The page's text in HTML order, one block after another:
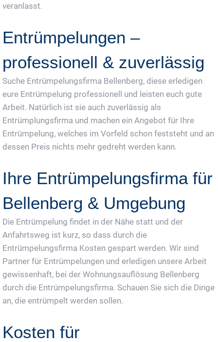
veranlasst.
Entrümpelungen –
professionell & zuverlässig
Suche Entrümpelungsfirma Bellenberg, diese erledigen
eure Entrümpelung professionell und leisten euch gute
Arbeit. Natürlich ist sie auch zuverlässig als
Entrümplungsfirma und machen ein Angebot für Ihre
Entrümpelung, welches im Vorfeld schon feststeht und an
dessen Preis nichts mehr gedreht werden kann.
Ihre Entrümpelungsfirma für
Bellenberg & Umgebung
Die Entrümpelung findet in der Nähe statt und der
Anfahrtsweg ist kurz, so dass durch die
Entrümpelungsfirma Kosten gespart werden. Wir sind
Partner für Entrümpelungen und erledigen unsere Arbeit
gewissenhaft, bei der Wohnungsauflösung Bellenberg
durch die Entrümpelungsfirma. Schauen Sie sich die Dinge
an, die entrümpelt werden sollen.
Kosten für